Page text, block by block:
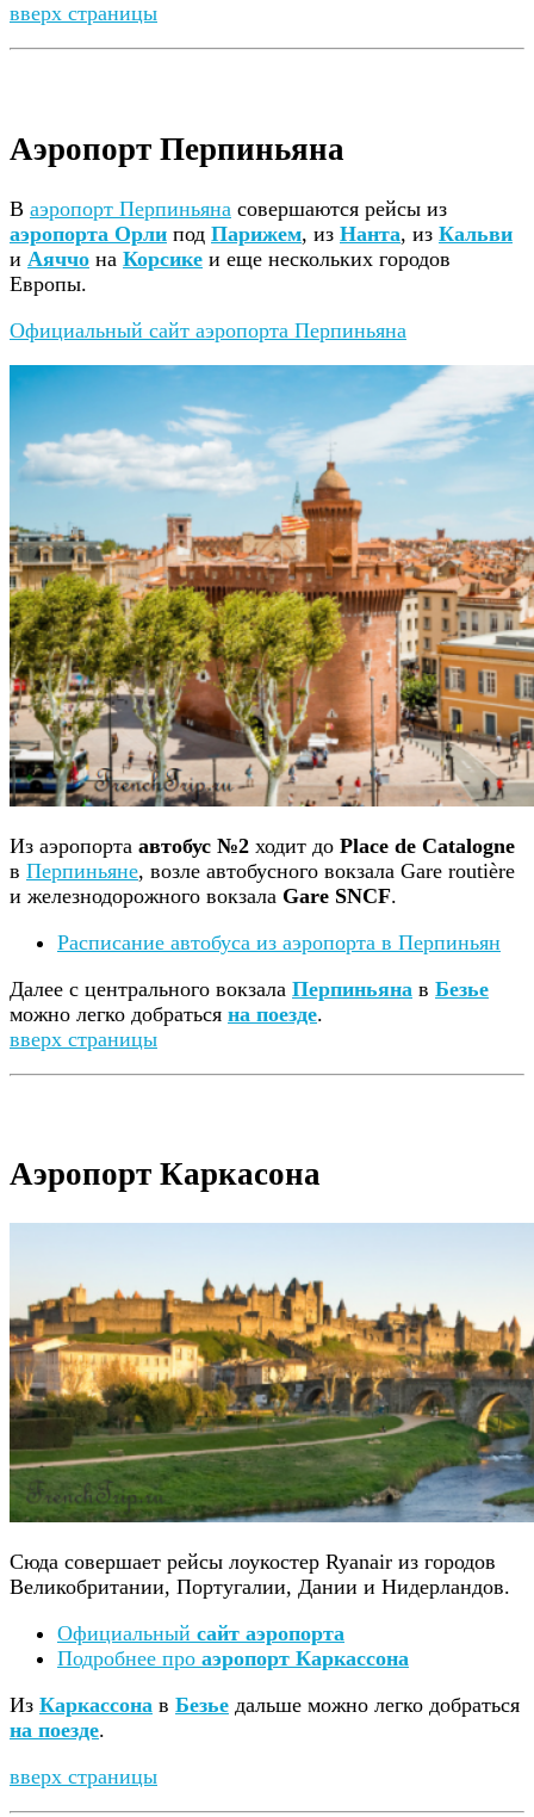
вверх страницы
Аэропорт Перпиньяна
В аэропорт Перпиньяна совершаются рейсы из
аэропорта Орли под Парижем, из Нанта, из Кальви
и Аяччо на Корсике и еще нескольких городов
Европы.
Официальный сайт аэропорта Перпиньяна
Из аэропорта автобус №2 ходит до Place de Catalogne
в Перпиньяне, возле автобусного вокзала Gare routière
и железнодорожного вокзала Gare SNCF.
Расписание автобуса из аэропорта в Перпиньян
Далее с центрального вокзала Перпиньяна в Безье
можно легко добраться на поезде.
вверх страницы
Аэропорт Каркасона
Сюда совершает рейсы лоукостер Ryanair из городов
Великобритании, Португалии, Дании и Нидерландов.
Официальный сайт аэропорта
Подробнее про аэропорт Каркассона
Из Каркассона в Безье дальше можно легко добраться
на поезде.
вверх страницы